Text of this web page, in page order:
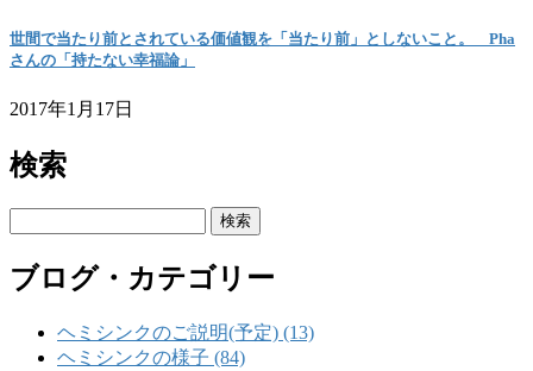
世間で当たり前とされている価値観を「当たり前」としないこと。 Pha
さんの「持たない幸福論」
2017年1月17日
検索
ブログ・カテゴリー
ヘミシンクのご説明(予定) (13)
ヘミシンクの様子 (84)